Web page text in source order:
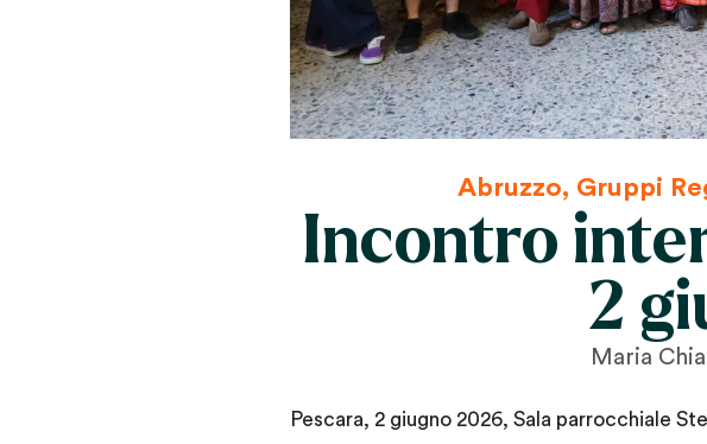
Abruzzo, Gruppi
Incontro
2
Maria
Pescara, 2 giugno 2026, Sala parrocchiale